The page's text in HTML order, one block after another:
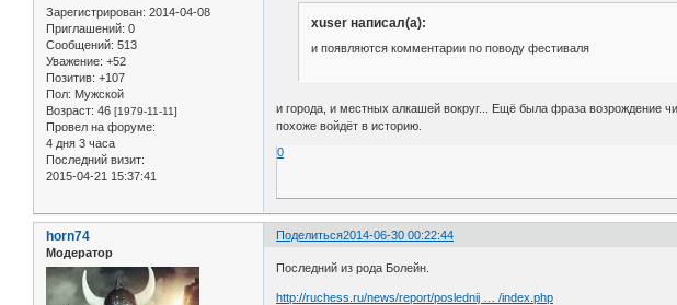
Зарегистрирован: 2014-04-08
Приглашений: 0
Сообщений: 513
Уважение: +52
Позитив: +107
Пол: Мужской
Возраст: 46 [1979-11-11]
Провел на форуме:
4 дня 3 часа
Последний визит:
2015-04-21 15:37:41
xuser написал(а):
и появляются комментарии по поводу фестиваля
и города, и местных алкашей вокруг... Ещё была фраза возрождение
похоже войдёт в историю.
0
Поделиться2014-06-30 00:22:44
horn74
Модератор
Последний из рода Болейн.
http://ruchess.ru/news/report/poslednij … /index.php